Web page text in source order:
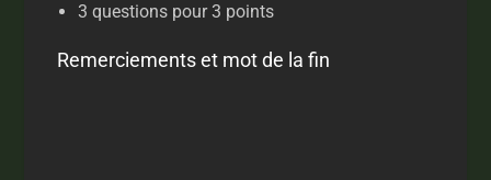
3 questions pour 3 points
Remerciements et mot de la fin